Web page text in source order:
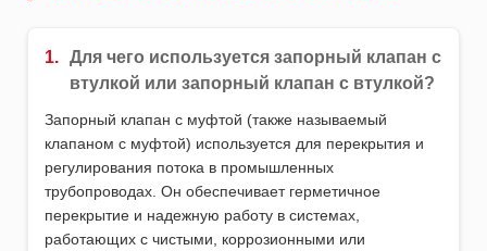
1. Для чего используется запорный клапан с
втулкой или запорный клапан с втулкой?
Запорный клапан с муфтой (также называемый
клапаном с муфтой) используется для перекрытия и
регулирования потока в промышленных
трубопроводах. Он обеспечивает герметичное
перекрытие и надежную работу в системах,
работающих с чистыми, коррозионными или